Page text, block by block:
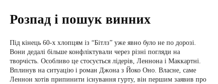
Розпад і пошук винних
Під кінець 60-х хлопцям із “Бітлз” уже явно було не по дорозі.
Вони дедалі більше конфліктували через різні погляди на
творчість. Особливо це стосується лідерів, Леннона і Маккартні.
Вплинув на ситуацію і роман Джона з Йоко Оно. Власне, саме
Леннон хотів припинити існування гурту, він першим заявив про